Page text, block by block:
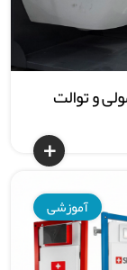
و توالت
آموزشی